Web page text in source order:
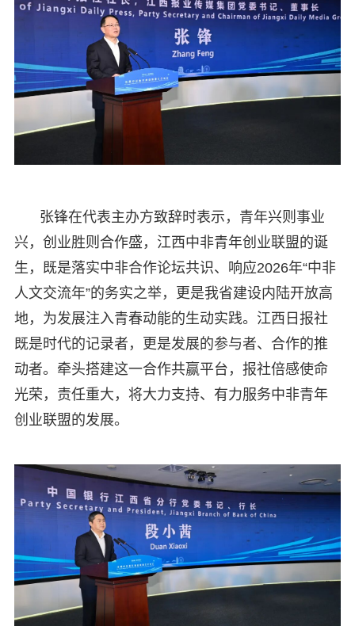
张锋在代表主办方致辞时表示，青年兴则事业
兴，创业胜则合作盛，江西中非青年创业联盟的诞
生，既是落实中非合作论坛共识、响应2026年“中非
人文交流年”的务实之举，更是我省建设内陆开放高
地，为发展注入青春动能的生动实践。江西日报社
既是时代的记录者，更是发展的参与者、合作的推
动者。牵头搭建这一合作共赢平台，报社倍感使命
光荣，责任重大，将大力支持、有力服务中非青年
创业联盟的发展。